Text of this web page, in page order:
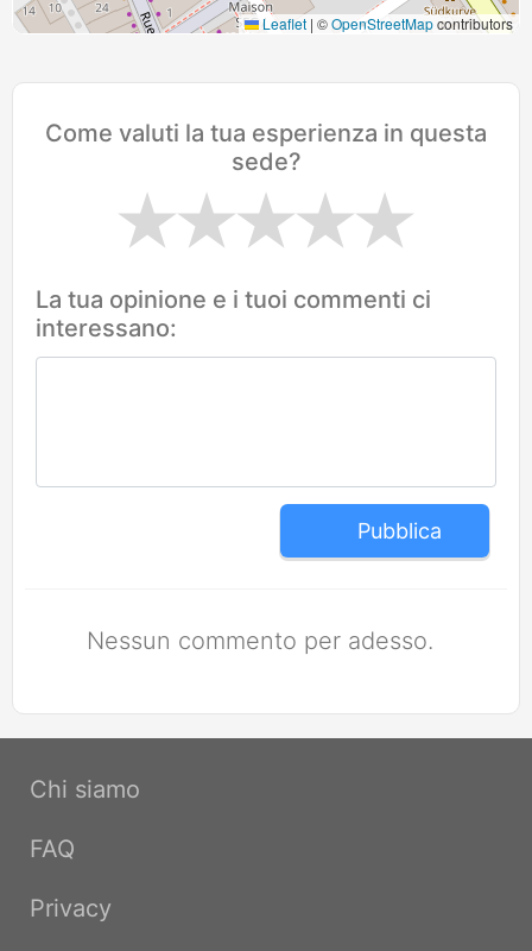
Leaflet | ©OpenStreetMapcontributors
Come valuti la tua esperienza in questa
sede?
La tua opinione e i tuoi commenti ci
interessano:
Pubblica
Nessun commento per adesso.
Chi siamo
FAQ
Privacy